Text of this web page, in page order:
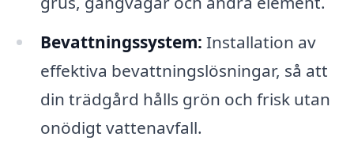
Bevattningssystem: Installation av
effektiva bevattningslösningar, så att
din trädgård hålls grön och frisk utan
onödigt vattenavfall.